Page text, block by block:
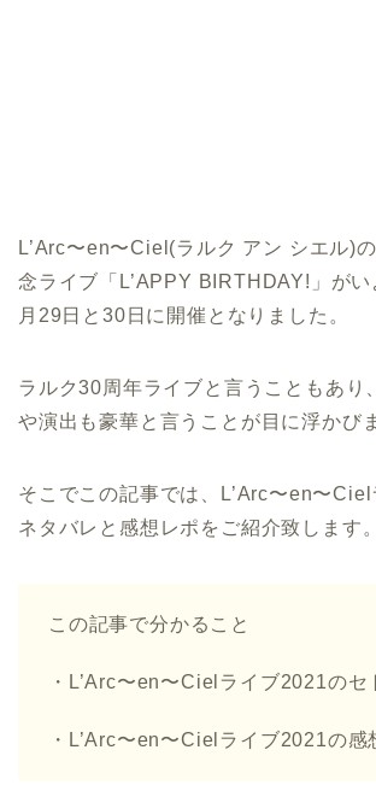
L’Arc〜en〜Ciel(ラルク アン シエル)
念ライブ「L’APPY BIRTHDAY!」が
月29日と30日に開催となりました。
ラルク30周年ライブと言うこともあり
や演出も豪華と言うことが目に浮かび
そこでこの記事では、L’Arc〜en〜Ciel
ネタバレと感想レポをご紹介致します。
この記事で分かること
・L’Arc〜en〜Cielライブ2021のセ
・L’Arc〜en〜Cielライブ2021の感